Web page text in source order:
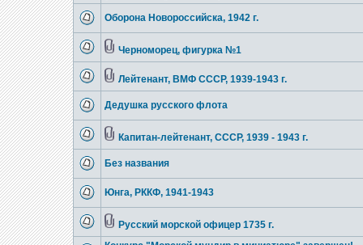
Оборона Новороссийска, 1942 г.
Черноморец, фигурка №1
Лейтенант, ВМФ СССР, 1939-1943 г.
Дедушка русского флота
Капитан-лейтенант, СССР, 1939 - 1943 г.
Без названия
Юнга, РККФ, 1941-1943
Русский морской офицер 1735 г.